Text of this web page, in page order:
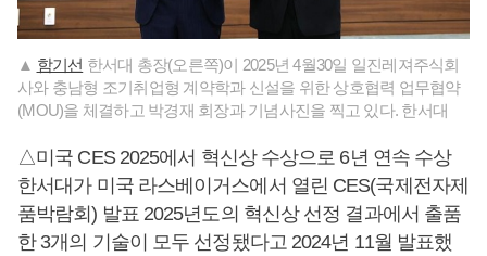
▲ 함기선 한서대 총장(오른쪽)이 2025년 4월30일 일진레져주식회
사와 충남형 조기취업형 계약학과 신설을 위한 상호협력 업무협약
(MOU)을 체결하고 박경재 회장과 기념사진을 찍고 있다. 한서대
△미국 CES 2025에서 혁신상 수상으로 6년 연속 수상
한서대가 미국 라스베이거스에서 열린 CES(국제전자제
품박람회) 발표 2025년도의 혁신상 선정 결과에서 출품
한 3개의 기술이 모두 선정됐다고 2024년 11월 발표했